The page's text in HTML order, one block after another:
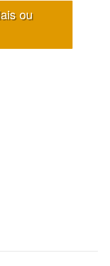
ou